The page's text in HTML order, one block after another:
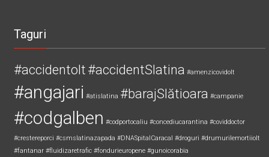
Taguri
#accidentolt #accidentSlatina #amenzicovidolt
#angajari #atislatina #barajSlătioara #campanie
#codgalben #codportocaliu #concediucarantina #coviddoctor
#crestereporci #csmslatinazapada #DNASpitalCaracal #droguri #drumurilemortiiolt
#fantanar #fluidizaretrafic #fondurieuropene #gunoicorabia